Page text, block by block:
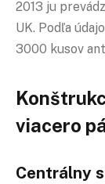
2013 ju
UK. Podľa
3000 kusov
viacero
Centrálny